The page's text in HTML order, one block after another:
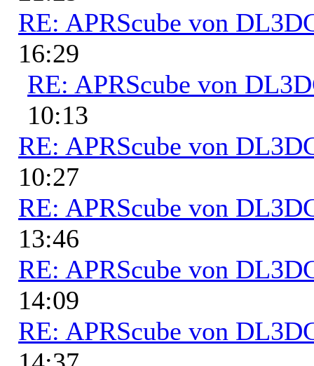
RE: APRScube von
16:29
RE: APRScube von
10:13
RE: APRScube von
10:27
RE: APRScube von
13:46
RE: APRScube von
14:09
RE: APRScube von